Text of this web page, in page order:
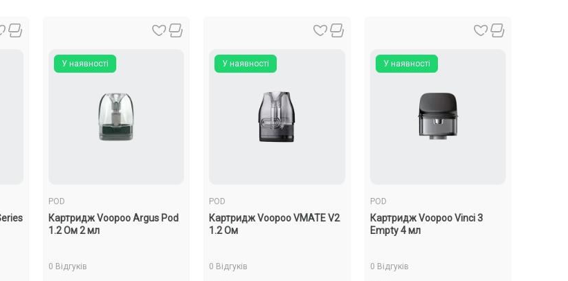
У наявності
POD
Картридж Voopoo Argus Pod
1.2 Ом 2 мл
0 Відгуків
У наявності
POD
Картридж Voopoo VMATE V2
1.2 Ом
0 Відгуків
У наявності
POD
Картридж Voopoo Vinci 3
Empty 4 мл
0 Відгуків